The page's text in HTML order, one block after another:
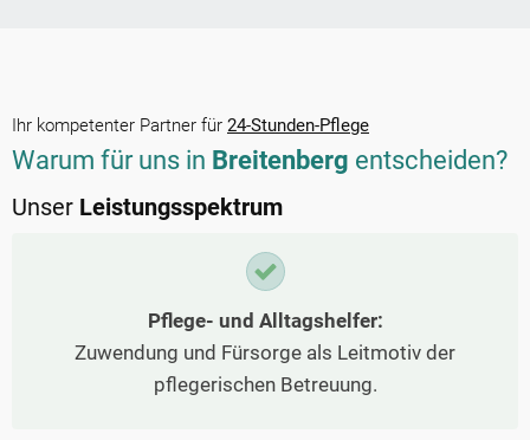
Ihr kompetenter Partner für 24-Stunden-Pflege
Warum für uns in Breitenberg entscheiden?
Unser Leistungsspektrum
Pflege- und Alltagshelfer:
Zuwendung und Fürsorge als Leitmotiv der
pflegerischen Betreuung.